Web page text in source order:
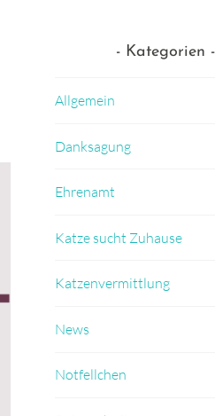
Kategorien
Allgemein
Danksagung
Ehrenamt
Katze sucht Zuhause
Katzenvermittlung
News
Notfellchen